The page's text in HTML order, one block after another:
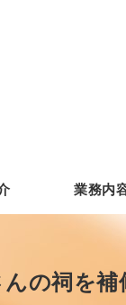
業務内
の祠を